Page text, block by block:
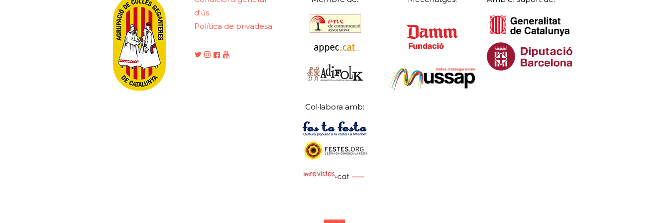
d'ús.
Política de privadesa.
Col·labora amb: